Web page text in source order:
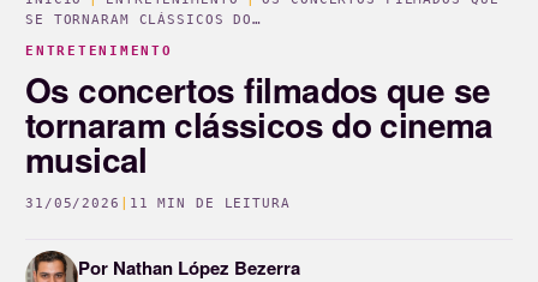
SE TORNARAM CLÁSSICOS DO…
ENTRETENIMENTO
Os concertos filmados que se
tornaram clássicos do cinema
musical
31/05/2026 11 MIN DE LEITURA
Por Nathan López Bezerra